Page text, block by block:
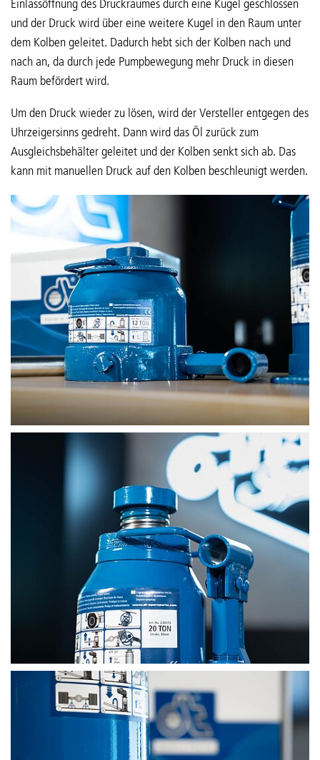
Einlassöffnung des Druckraumes durch eine Kugel geschlossen
und der Druck wird über eine weitere Kugel in den Raum unter
dem Kolben geleitet. Dadurch hebt sich der Kolben nach und
nach an, da durch jede Pumpbewegung mehr Druck in diesen
Raum befördert wird.
Um den Druck wieder zu lösen, wird der Versteller entgegen des
Uhrzeigersinns gedreht. Dann wird das Öl zurück zum
Ausgleichsbehälter geleitet und der Kolben senkt sich ab. Das
kann mit manuellen Druck auf den Kolben beschleunigt werden.